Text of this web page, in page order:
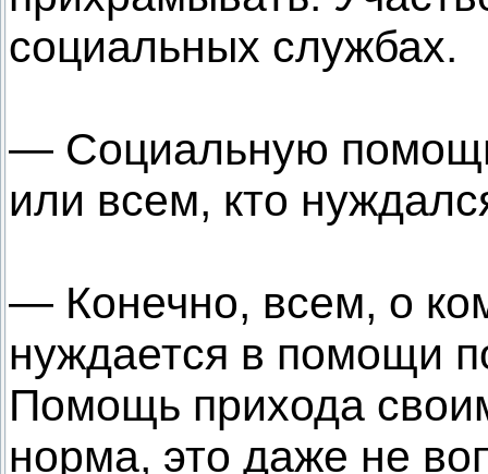
социальных службах.
— Социальную
или всем, кто
— Конечно, всем, о
нуждается в помощи
Помощь прихода
норма, это даже не